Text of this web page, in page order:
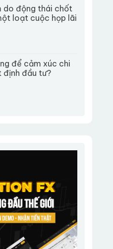
do động thái chốt
loạt cuộc họp lãi
để cảm xúc chi
định đầu tư?